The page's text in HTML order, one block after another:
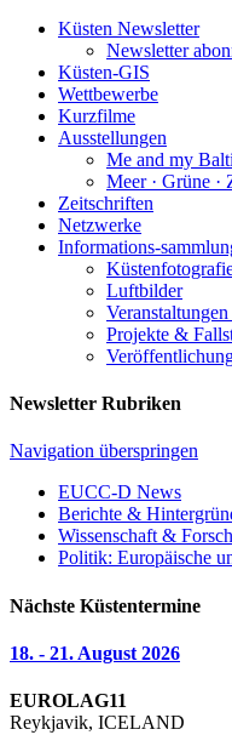
Küsten Newsletter
Newsletter
Küsten-GIS
Wettbewerbe
Kurzfilme
Ausstellungen
Me and my
Meer · Grüne ·
Zeitschriften
Netzwerke
Informations-
Luftbilder
Projekte &
Newsletter Rubriken
Navigation überspringen
EUCC-D News
Berichte &
Wissenschaft &
Politik: Europäische
Nächste Küstentermine
18. - 21. August 2026
EUROLAG11
Reykjavik, ICELAND